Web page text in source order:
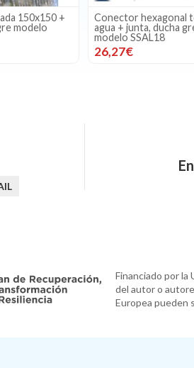
150x150 +
modelo
Conector hexagonal
agua + junta, ducha
modelo SSAL18
26,27€
Financiado por la
del autor o
Europea pueden